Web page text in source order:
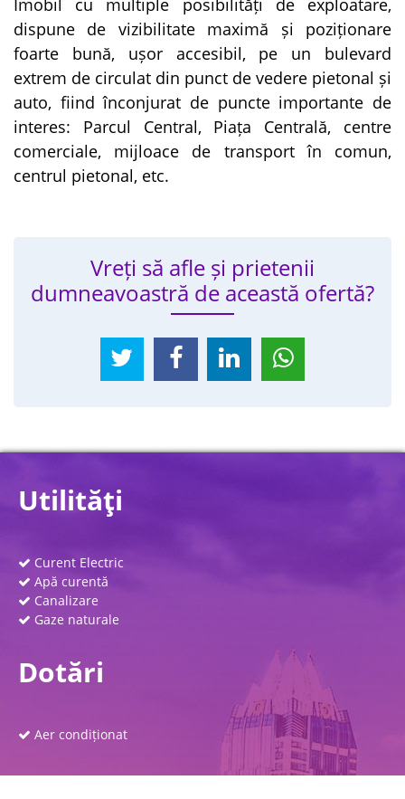
Imobil cu multiple posibilități de exploatare,
dispune de vizibilitate maximă și poziționare
foarte bună, ușor accesibil, pe un bulevard
extrem de circulat din punct de vedere pietonal și
auto, fiind înconjurat de puncte importante de
interes: Parcul Central, Piața Centrală, centre
comerciale, mijloace de transport în comun,
centrul pietonal, etc.
Vreți să afle și prietenii
dumneavoastră de această ofertă?
Utilităţi
Curent Electric
Apă curentă
Canalizare
Gaze naturale
Dotări
Aer condiționat